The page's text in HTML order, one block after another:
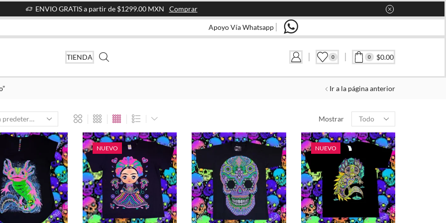
ENVIO GRATIS a partir de $1299.00 MXN Comprar
Apoyo Vía Whatsapp
TIENDA 0 0 $0.00
Ir a la página anterior
Mostrar
Products
per
page
NUEVO NUEVO
FILTRAR POR TALLA
EEG 10 12